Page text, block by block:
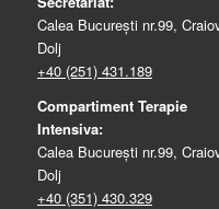
Calea București nr.99,
Dolj
+40 (251) 431.189
Compartiment Terapie
Intensiva:
Calea București nr.99,
Dolj
+40 (351) 430.329